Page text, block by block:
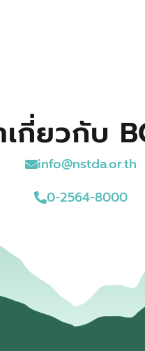
กี่ยวกับ
info@nstda.or.th
0-2564-8000